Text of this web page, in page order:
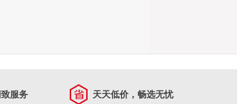
服务 天天低价，畅选无忧